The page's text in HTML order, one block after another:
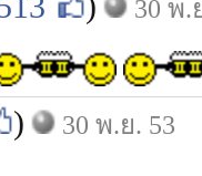
30 พ.
) 30 พ.ย. 53